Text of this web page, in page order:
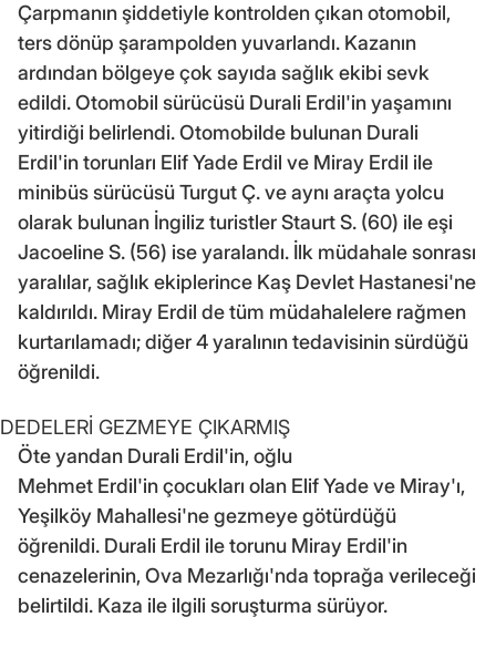
Çarpmanın şiddetiyle kontrolden çıkan otomobil,
ters dönüp şarampolden yuvarlandı. Kazanın
ardından bölgeye çok sayıda sağlık ekibi sevk
edildi. Otomobil sürücüsü Durali Erdil'in yaşamını
yitirdiği belirlendi. Otomobilde bulunan Durali
Erdil'in torunları Elif Yade Erdil ve Miray Erdil ile
minibüs sürücüsü Turgut Ç. ve aynı araçta yolcu
olarak bulunan İngiliz turistler Staurt S. (60) ile eşi
Jacoeline S. (56) ise yaralandı. İlk müdahale sonrası
yaralılar, sağlık ekiplerince Kaş Devlet Hastanesi'ne
kaldırıldı. Miray Erdil de tüm müdahalelere rağmen
kurtarılamadı; diğer 4 yaralının tedavisinin sürdüğü
öğrenildi.
DEDELERİ GEZMEYE ÇIKARMIŞ
Öte yandan Durali Erdil'in, oğlu
Mehmet Erdil'in çocukları olan Elif Yade ve Miray'ı,
Yeşilköy Mahallesi'ne gezmeye götürdüğü
öğrenildi. Durali Erdil ile torunu Miray Erdil'in
cenazelerinin, Ova Mezarlığı'nda toprağa verileceği
belirtildi. Kaza ile ilgili soruşturma sürüyor.